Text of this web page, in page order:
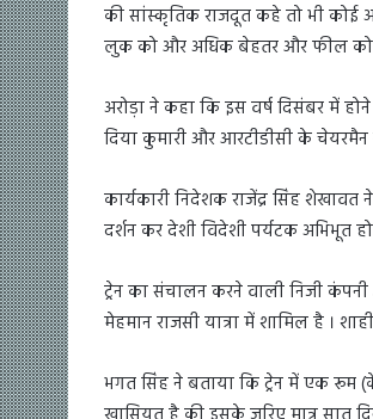
की सांस्कृतिक राजदूत कहे तो भी कोई
लुक को और अधिक बेहतर और फील को
अरोड़ा ने कहा कि इस वर्ष दिसंबर में
दिया कुमारी और आरटीडीसी के चेयरमैन
कार्यकारी निदेशक राजेंद्र सिंह
दर्शन कर देशी विदेशी पर्यटक अभिभूत
ट्रेन का संचालन करने वाली निजी
मेहमान राजसी यात्रा में शामिल है ।
भगत सिंह ने बताया कि ट्रेन में एक